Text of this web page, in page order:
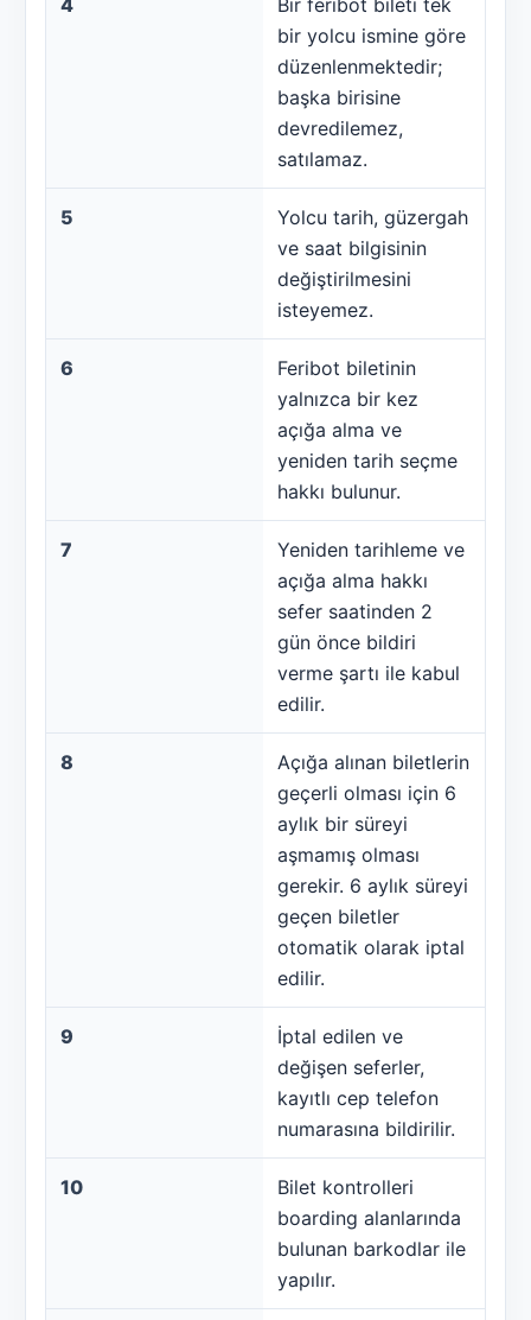
4
Bir feribot bileti tek
bir yolcu ismine göre
düzenlenmektedir;
başka birisine
devredilemez,
satılamaz.
5
Yolcu tarih, güzergah
ve saat bilgisinin
değiştirilmesini
isteyemez.
6
Feribot biletinin
yalnızca bir kez
açığa alma ve
yeniden tarih seçme
hakkı bulunur.
7
Yeniden tarihleme ve
açığa alma hakkı
sefer saatinden 2
gün önce bildiri
verme şartı ile kabul
edilir.
8
Açığa alınan biletlerin
geçerli olması için 6
aylık bir süreyi
aşmamış olması
gerekir. 6 aylık süreyi
geçen biletler
otomatik olarak iptal
edilir.
9
İptal edilen ve
değişen seferler,
kayıtlı cep telefon
numarasına bildirilir.
10
Bilet kontrolleri
boarding alanlarında
bulunan barkodlar ile
yapılır.